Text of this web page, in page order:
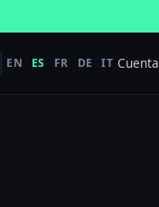
EN ES FR DE IT Cuenta